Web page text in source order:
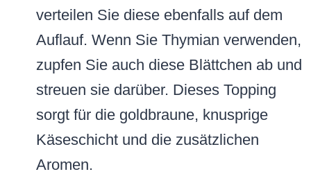
verteilen Sie diese ebenfalls auf dem
Auflauf. Wenn Sie Thymian verwenden,
zupfen Sie auch diese Blättchen ab und
streuen sie darüber. Dieses Topping
sorgt für die goldbraune, knusprige
Käseschicht und die zusätzlichen
Aromen.